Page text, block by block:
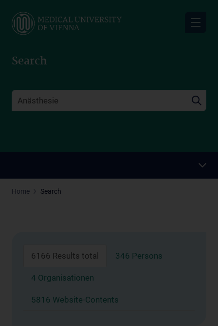
main
Search
Home Search
6166 Results total 346 Persons
4 Organisationen
5816 Website-Contents